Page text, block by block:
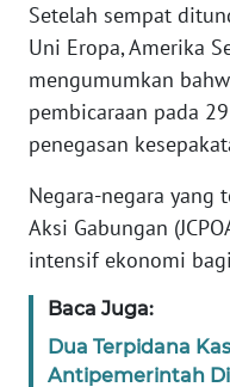
Setelah sempat
Uni Eropa, Amerika
mengumumkan
pembicaraan pada
penegasan
Negara-negara yang
Aksi Gabungan
intensif ekonomi
Baca Juga:
Dua Terpidana
Antipemerintah
Wahana
Regional
WN
WN
JAKARTA
JABAR